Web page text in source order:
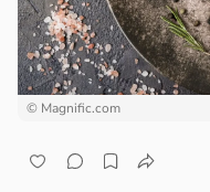
в19:49
© Magnific.com